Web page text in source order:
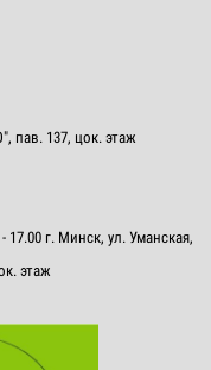
пав. 137, цок. этаж
17.00 г. Минск, ул. Уманская,
этаж